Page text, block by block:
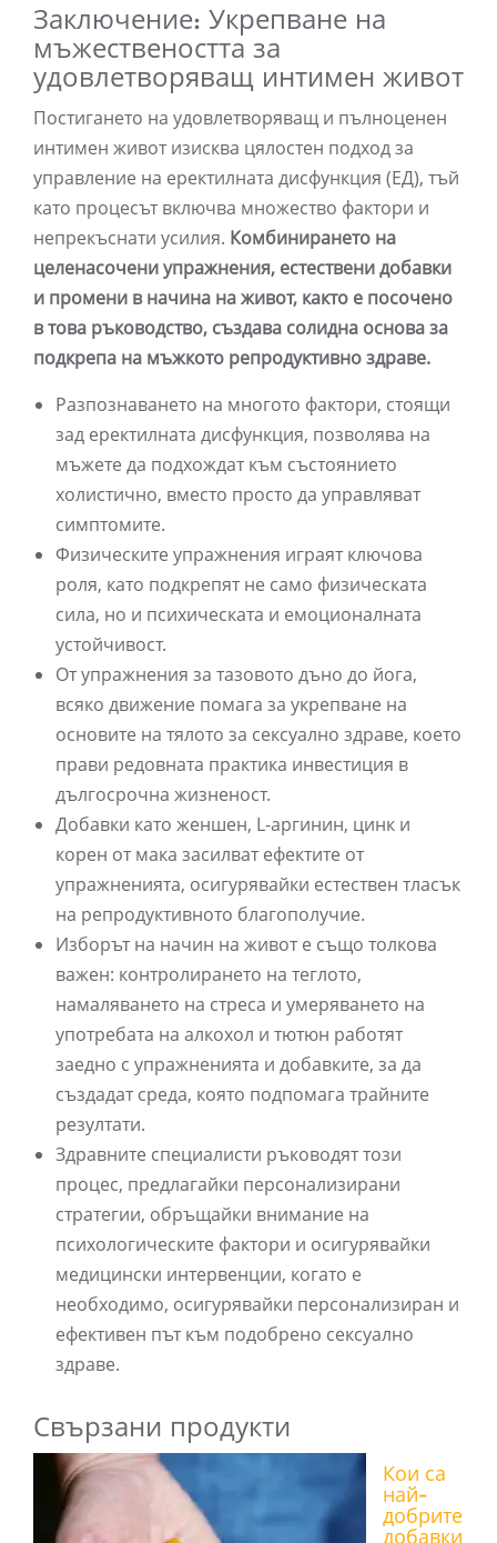
Заключение: Укрепване на
мъжествеността за
удовлетворяващ интимен живот
Постигането на удовлетворяващ и пълноценен
интимен живот изисква цялостен подход за
управление на еректилната дисфункция (ЕД), тъй
като процесът включва множество фактори и
непрекъснати усилия. Комбинирането на
целенасочени упражнения, естествени добавки
и промени в начина на живот, както е посочено
в това ръководство, създава солидна основа за
подкрепа на мъжкото репродуктивно здраве.
Разпознаването на многото фактори, стоящи
зад еректилната дисфункция, позволява на
мъжете да подхождат към състоянието
холистично, вместо просто да управляват
симптомите.
Физическите упражнения играят ключова
роля, като подкрепят не само физическата
сила, но и психическата и емоционалната
устойчивост.
От упражнения за тазовото дъно до йога,
всяко движение помага за укрепване на
основите на тялото за сексуално здраве, което
прави редовната практика инвестиция в
дългосрочна жизненост.
Добавки като женшен, L-аргинин, цинк и
корен от мака засилват ефектите от
упражненията, осигурявайки естествен тласък
на репродуктивното благополучие.
Изборът на начин на живот е също толкова
важен: контролирането на теглото,
намаляването на стреса и умеряването на
употребата на алкохол и тютюн работят
заедно с упражненията и добавките, за да
създадат среда, която подпомага трайните
резултати.
Здравните специалисти ръководят този
процес, предлагайки персонализирани
стратегии, обръщайки внимание на
психологическите фактори и осигурявайки
медицински интервенции, когато е
необходимо, осигурявайки персонализиран и
ефективен път към подобрено сексуално
здраве.
Свързани продукти
Кои са
най-
добрите
добавки